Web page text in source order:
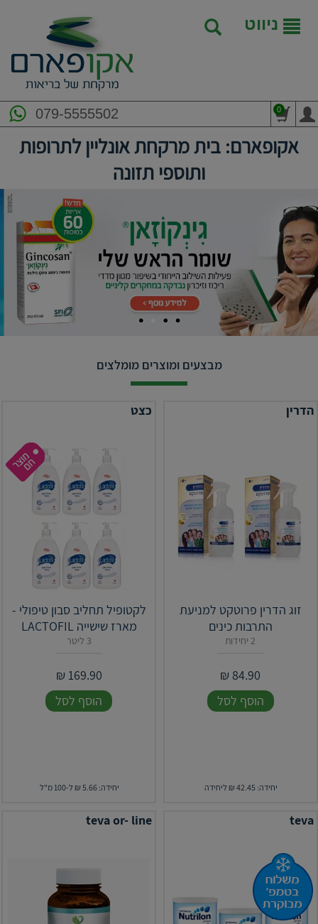
ניווט
079-5555502 0
אקופארם: בית מרקחת אונליין לתרופות
ותוספי תזונה
מבצעים ומוצרים מומלצים
הדרין
זוג הדרין פרוטקט למניעת
התרבות כינים
2 יחידות
84.90
₪
הוסף לסל
יחידה: 42.45 ₪ ליחידה
כצט
לקטופיל תחליב סבון טיפולי -
מארז שישייה LACTOFIL
3 ליטר
169.90
₪
הוסף לסל
יחידה: 5.66 ₪ ל-100 מ"ל
teva
teva or- line